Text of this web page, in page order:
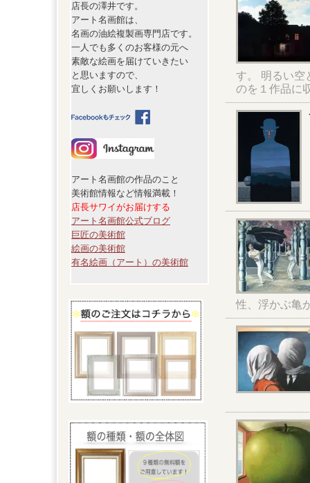
店長の澤井です。
アート名画館は、
名画の油絵複製画専門店です。
一人でも多くのお客様の元へ
素敵な絵画を届けていきたい
と思いますので、
宜しくお願いします！
アート名画館の作品のこと
美術館情報など情報満載！
店長サワイがお届けする
アート名画館公式ブログ
巨匠の美術館
絵画の美術館
有名絵画（アート）の美術館
す。 明るい空
のを１作品に
性、浮かぶ亀